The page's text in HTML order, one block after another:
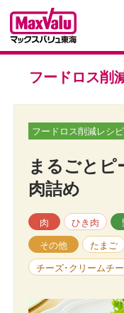
フードロス削
フードロス削減レシピ
まるごとピ
肉詰め
肉 ひき肉
その他 たまご
チーズ･クリームチ